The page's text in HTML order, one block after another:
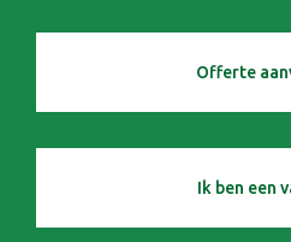
Offerte
Ik ben een